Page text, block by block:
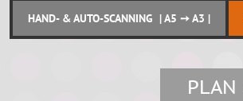
HAND- & AUTO-SCANNING | A5 ➙ A3 |
PLAN
PLAN